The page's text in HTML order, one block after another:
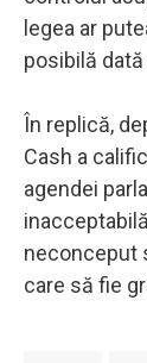
legea ar
posibilă
În replică,
Cash a
agendei
neconceput
care să fie